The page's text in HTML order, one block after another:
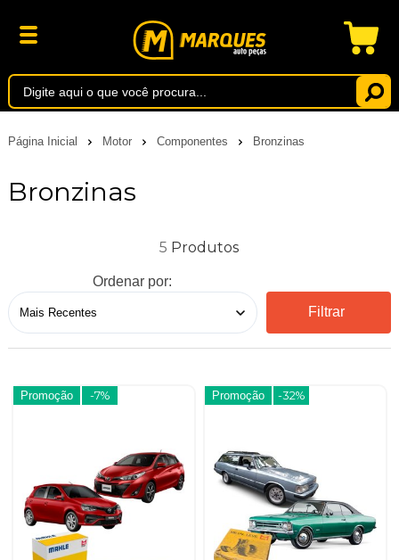
Página Inicial Motor Componentes Bronzinas
Bronzinas
5
Ordenar por:
Filtrar
Promoção -7% Promoção -32%